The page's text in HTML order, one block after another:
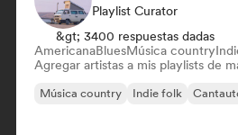
Playlist Curator
&gt; 3400 respuestas dadas
AmericanaBluesMúsica country
Agregar artistas a mis playlists de
Música country Indie folk